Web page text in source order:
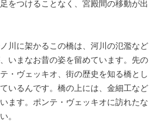
をつけることなく、宮殿間の移動が出
川に架かるこの橋は、河川の氾濫など
いまなお昔の姿を留めています。先の
・ヴェッキオ、街の歴史を知る橋とし
いるんです。橋の上には、金細工など
ます。ポンテ・ヴェッキオに訪れたな
。